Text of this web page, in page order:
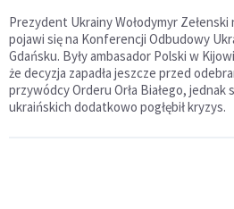
Prezydent Ukrainy Wołodymyr
pojawi się na Konferencji Odbudowy
Gdańsku. Były ambasador Polski w
że decyzja zapadła jeszcze przed
przywódcy Orderu Orła Białego, jednak
ukraińskich dodatkowo pogłębił kryzys.